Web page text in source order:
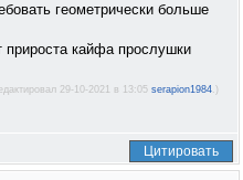
геометрически больше
прироста кайфа прослушки
29-10-2021 в 13:05 serapion1984.)
Цитировать